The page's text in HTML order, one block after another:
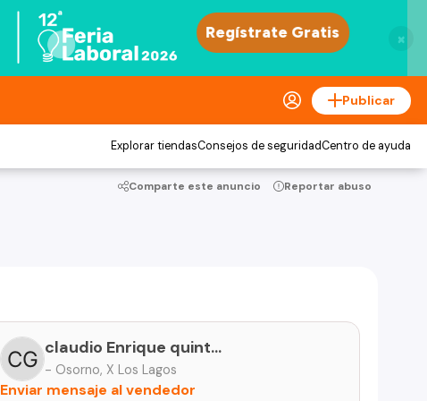
×
Publicar
Explorar tiendasConsejos de seguridadCentro de ayuda
Comparte este anuncio Reportar abuso
claudio Enrique quintana Garrido
- Osorno, X Los Lagos
Enviar mensaje al vendedor